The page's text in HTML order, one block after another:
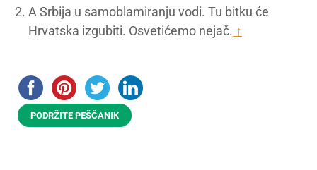
A Srbija u samoblamiranju vodi. Tu bitku će
Hrvatska izgubiti. Osvetićemo nejač. ↑
PODRŽITE PEŠČANIK